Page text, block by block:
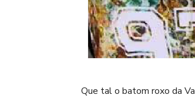
Que tal o batom roxo da